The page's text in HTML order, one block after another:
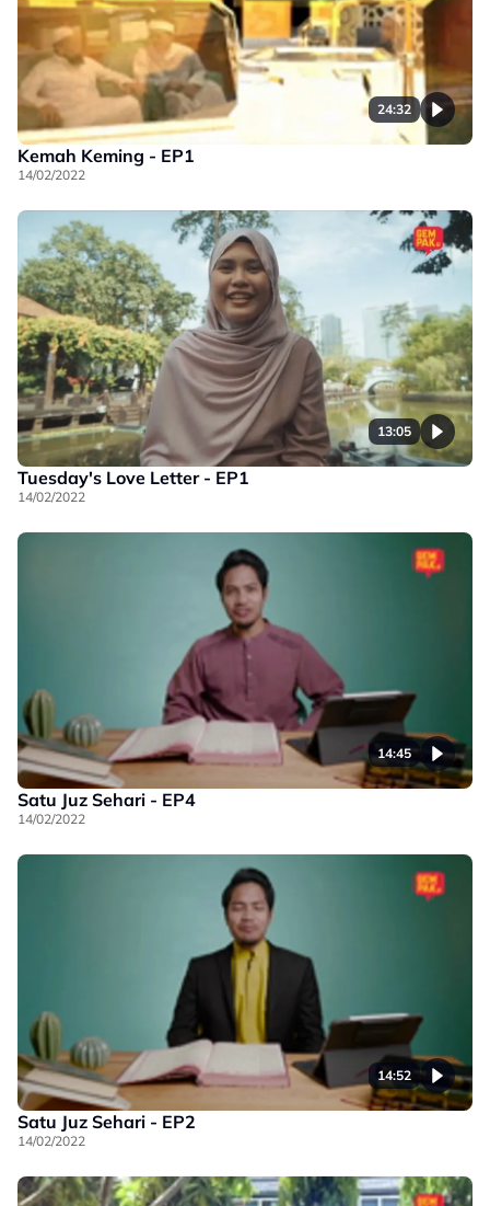
24:32
Kemah Keming - EP1
14/02/2022
13:05
Tuesday's Love Letter - EP1
14/02/2022
14:45
Satu Juz Sehari - EP4
14/02/2022
14:52
Satu Juz Sehari - EP2
14/02/2022